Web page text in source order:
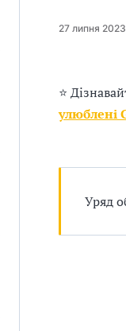
27 липня 2023
⭐
улюблені
Уряд